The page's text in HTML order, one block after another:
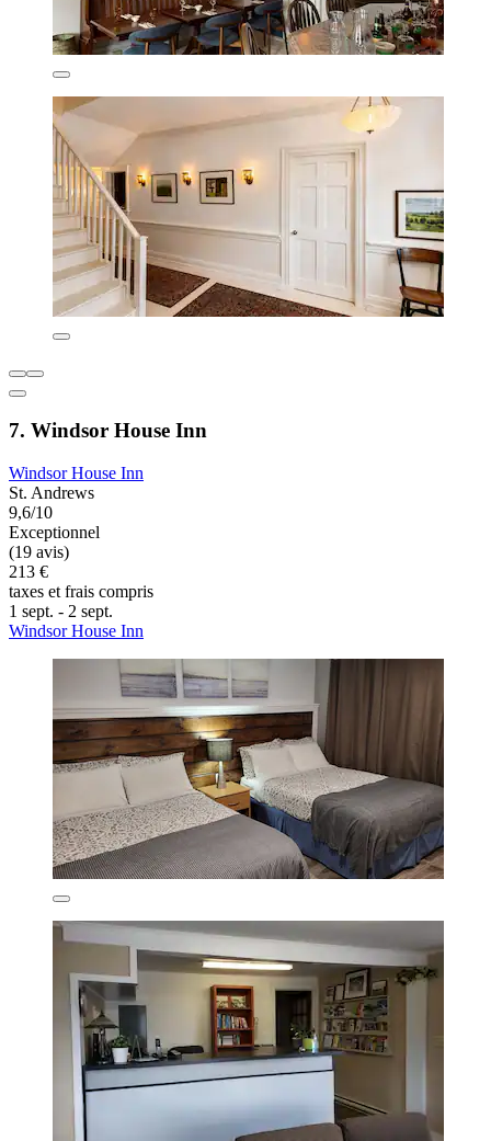
7. Windsor House Inn
Windsor House Inn
St. Andrews
9,6/10
Exceptionnel
(19 avis)
213 €
taxes et frais compris
1 sept. - 2 sept.
Windsor House Inn